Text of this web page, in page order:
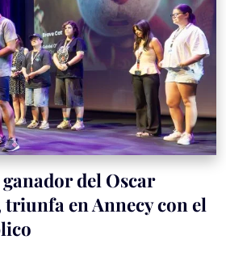
del Oscar
en Annecy con el